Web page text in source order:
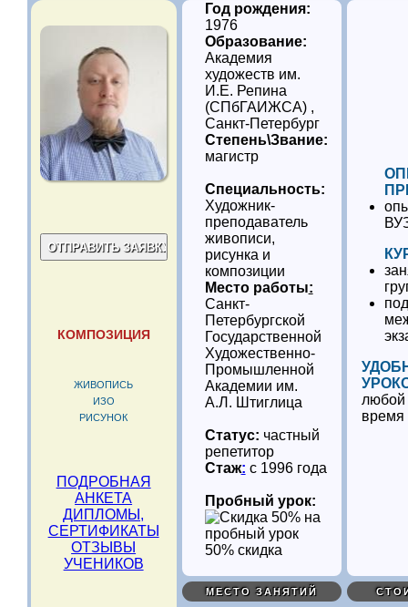
КОМПОЗИЦИЯ
ЖИВОПИСЬ
ИЗО
РИСУНОК
ПОДРОБНАЯ
АНКЕТА
ДИПЛОМЫ,
СЕРТИФИКАТЫ
ОТЗЫВЫ
УЧЕНИКОВ
Год рождения:
1976
Образование:
Академия
художеств им.
И.Е. Репина
(СПбГАИЖСА) ,
Санкт-Петербург
Степень\Звание:
магистр
Специальность:
Художник-
преподаватель
живописи,
рисунка и
композиции
Место работы:
Санкт-
Петербургской
Государственной
Художественно-
Промышленной
Академии им.
А.Л. Штиглица
Статус: частный
репетитор
Стаж: с 1996 года
Пробный урок:
50% скидка
любой
время
МЕСТО ЗАНЯТИЙ